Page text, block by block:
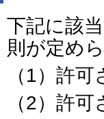
下記に該
則が定め
（1）許
（2）許